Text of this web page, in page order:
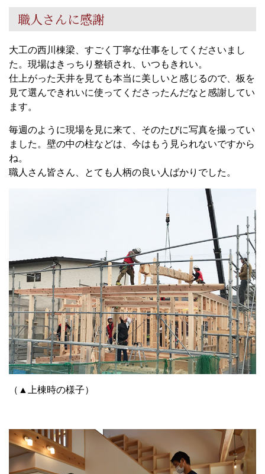
職人さんに感謝
大工の西川棟梁、すごく丁寧な仕事をしてくださいまし
た。現場はきっちり整頓され、いつもきれい。
仕上がった天井を見ても本当に美しいと感じるので、板を
見て選んできれいに使ってくださったんだなと感謝してい
ます。
毎週のように現場を見に来て、そのたびに写真を撮ってい
ました。壁の中の柱などは、今はもう見られないですから
ね。
職人さん皆さん、とても人柄の良い人ばかりでした。
（▲上棟時の様子）